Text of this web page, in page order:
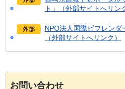
ト」（外部サイトへリン
NPO法人国際ビフレン
（外部サイトへリンク）
お問い合わせ